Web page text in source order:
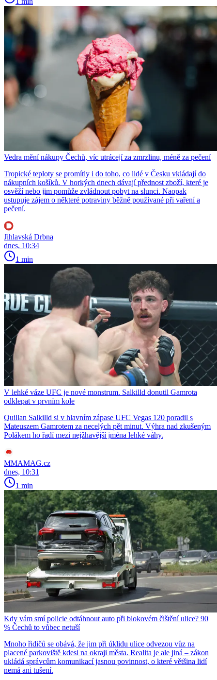
Vedra mění nákupy Čechů, víc utrácejí za zmrzlinu, méně za pečení
Tropické teploty se promítly i do toho, co lidé v Česku vkládají do
nákupních košíků. V horkých dnech dávají přednost zboží, které je
osvěží nebo jim pomůže zvládnout pobyt na slunci. Naopak
ustupuje zájem o některé potraviny běžně používané při vaření a
pečení.
Jihlavská Drbna
dnes, 10:34
1 min
V lehké váze UFC je nové monstrum. Salkilld donutil Gamrota
odklepat v prvním kole
Quillan Salkilld si v hlavním zápase UFC Vegas 120 poradil s
Mateuszem Gamrotem za necelých pět minut. Výhra nad zkušeným
Polákem ho řadí mezi nejžhavější jména lehké váhy.
MMAMAG.cz
dnes, 10:31
1 min
Kdy vám smí policie odtáhnout auto při blokovém čištění ulice? 90
% Čechů to vůbec netuší
Mnoho řidičů se obává, že jim při úklidu ulice odvezou vůz na
placené parkoviště kdesi na okraji města. Realita je ale jiná – zákon
ukládá správcům komunikací jasnou povinnost, o které většina lidí
nemá ani tušení.